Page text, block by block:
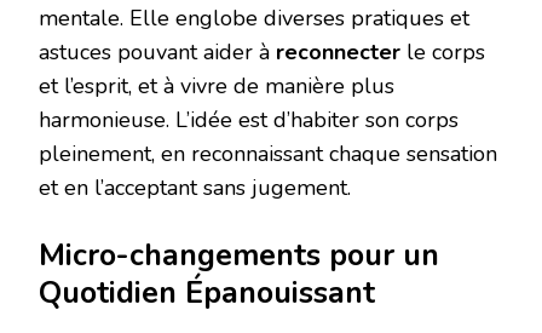
mentale. Elle englobe diverses pratiques et
astuces pouvant aider à reconnecter le corps
et l’esprit, et à vivre de manière plus
harmonieuse. L’idée est d’habiter son corps
pleinement, en reconnaissant chaque sensation
et en l’acceptant sans jugement.
Micro-changements pour un
Quotidien Épanouissant